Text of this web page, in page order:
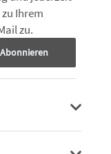
Ihrem
zu.
Abonnieren